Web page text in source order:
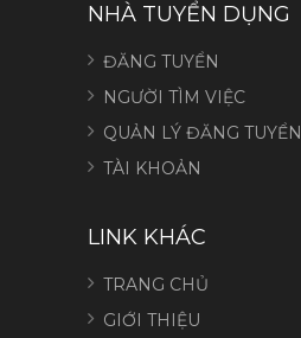
NHÀ TUYỂN DỤNG
ĐĂNG TUYỂN
NGƯỜI TÌM VIỆC
QUẢN LÝ ĐĂNG TUYỂN
TÀI KHOẢN
LINK KHÁC
TRANG CHỦ
GIỚI THIỆU